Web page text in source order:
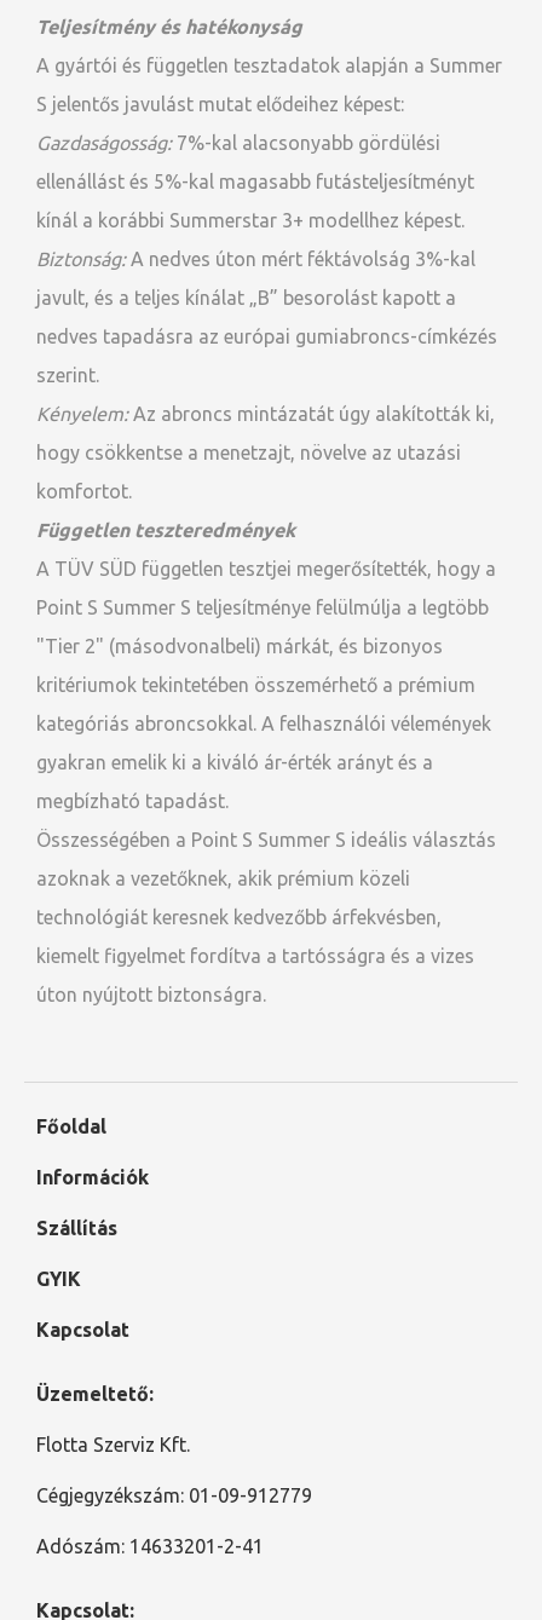
Teljesítmény és hatékonyság
A gyártói és független tesztadatok alapján a Summer
S jelentős javulást mutat elődeihez képest:
Gazdaságosság:7%-kal alacsonyabb gördülési
ellenállást és 5%-kal magasabb futásteljesítményt
kínál a korábbi Summerstar 3+ modellhez képest.
Biztonság:A nedves úton mért féktávolság 3%-kal
javult, és a teljes kínálat „B” besorolást kapott a
nedves tapadásra az európai gumiabroncs-címkézés
szerint.
Kényelem:Az abroncs mintázatát úgy alakították ki,
hogy csökkentse a menetzajt, növelve az utazási
komfortot.
Független teszteredmények
A TÜV SÜD független tesztjei megerősítették, hogy a
Point S Summer S teljesítménye felülmúlja a legtöbb
"Tier 2" (másodvonalbeli) márkát, és bizonyos
kritériumok tekintetében összemérhető a prémium
kategóriás abroncsokkal. A felhasználói vélemények
gyakran emelik ki a kiváló ár-érték arányt és a
megbízható tapadást.
Összességében a Point S Summer S ideális választás
azoknak a vezetőknek, akik prémium közeli
technológiát keresnek kedvezőbb árfekvésben,
kiemelt figyelmet fordítva a tartósságra és a vizes
úton nyújtott biztonságra.
Főoldal
Információk
Szállítás
GYIK
Kapcsolat
Üzemeltető:
Flotta Szerviz Kft.
Cégjegyzékszám: 01-09-912779
Adószám: 14633201-2-41
Kapcsolat: